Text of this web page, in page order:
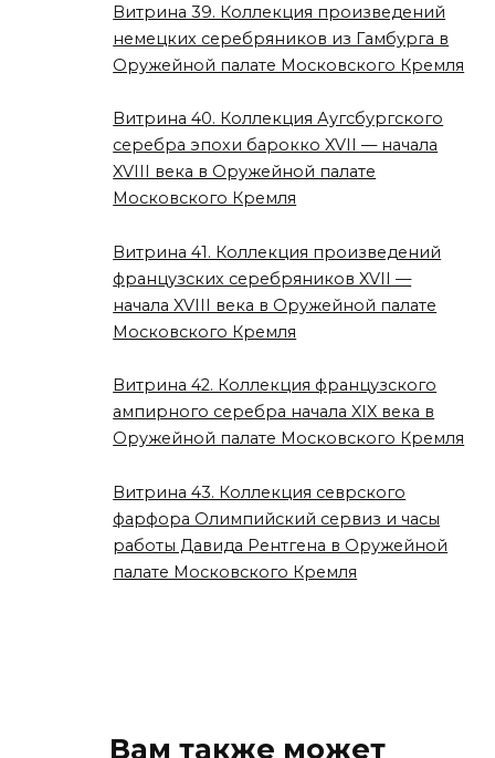
Витрина 39. Коллекция произведений
немецких серебряников из Гамбурга в
Оружейной палате Московского Кремля
Витрина 40. Коллекция Аугсбургского
серебра эпохи барокко XVII — начала
XVIII века в Оружейной палате
Московского Кремля
Витрина 41. Коллекция произведений
французских серебряников XVII —
начала XVIII века в Оружейной палате
Московского Кремля
Витрина 42. Коллекция французского
ампирного серебра начала XIX века в
Оружейной палате Московского Кремля
Витрина 43. Коллекция севрского
фарфора Олимпийский сервиз и часы
работы Давида Рентгена в Оружейной
палате Московского Кремля
Вам также может